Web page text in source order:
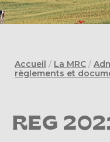
Accueil / La MRC /
règlements et
REG